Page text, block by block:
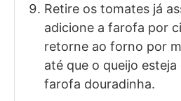
Retire os tomates já
adicione a farofa por
retorne ao forno por
até que o queijo
farofa douradinha.